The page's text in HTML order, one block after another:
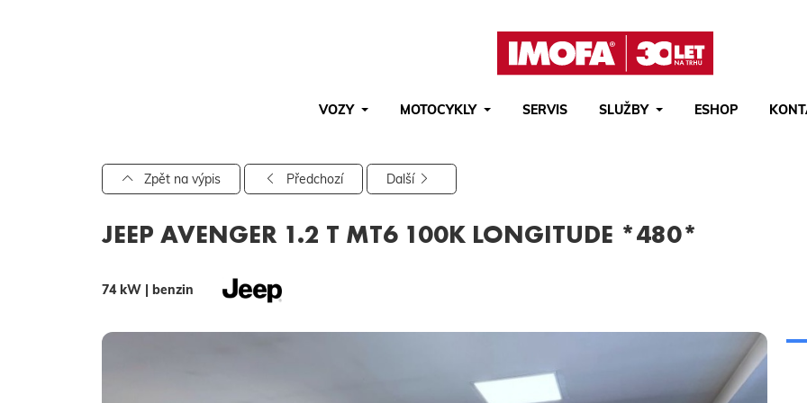
VOZY MOTOCYKLY SERVIS SLUŽBY ESHOP
Pro vyhledávání zadejte alespoň 3 znaky.
Zpět na výpis Předchozí Další
JEEP AVENGER 1.2 T MT6 100K LONGITUDE *480*
74 kW | benzin